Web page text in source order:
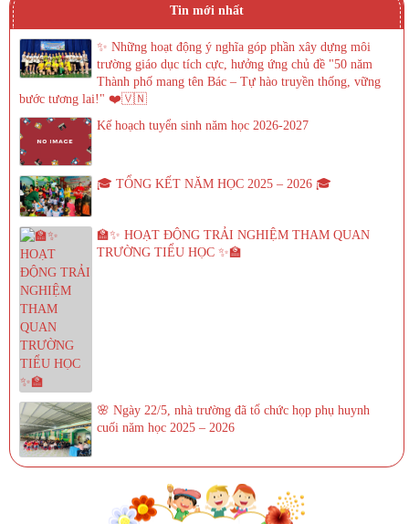
Tin mới nhất
✨ Những hoạt động ý nghĩa góp phần xây dựng môi
trường giáo dục tích cực, hưởng ứng chủ đề "50 năm
Thành phố mang tên Bác – Tự hào truyền thống, vững
bước tương lai!" ❤️🇻🇳
Kế hoạch tuyển sinh năm học 2026-2027
🎓 TỔNG KẾT NĂM HỌC 2025 – 2026 🎓
🏫✨ HOẠT ĐỘNG TRẢI NGHIỆM THAM QUAN
TRƯỜNG TIỂU HỌC ✨🏫
🌸 Ngày 22/5, nhà trường đã tổ chức họp phụ huynh
cuối năm học 2025 – 2026